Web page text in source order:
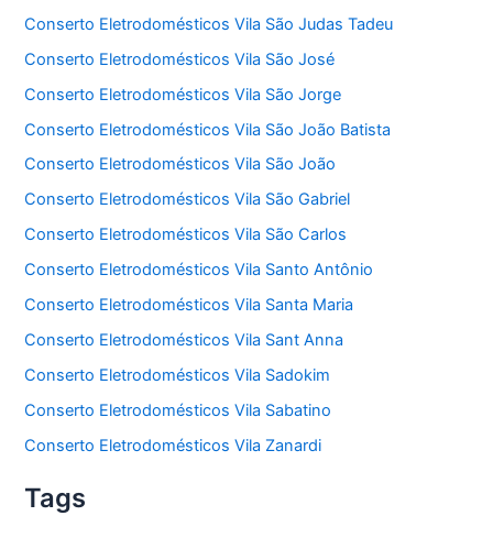
Conserto Eletrodomésticos Vila São Judas Tadeu
Conserto Eletrodomésticos Vila São José
Conserto Eletrodomésticos Vila São Jorge
Conserto Eletrodomésticos Vila São João Batista
Conserto Eletrodomésticos Vila São João
Conserto Eletrodomésticos Vila São Gabriel
Conserto Eletrodomésticos Vila São Carlos
Conserto Eletrodomésticos Vila Santo Antônio
Conserto Eletrodomésticos Vila Santa Maria
Conserto Eletrodomésticos Vila Sant Anna
Conserto Eletrodomésticos Vila Sadokim
Conserto Eletrodomésticos Vila Sabatino
Conserto Eletrodomésticos Vila Zanardi
Tags